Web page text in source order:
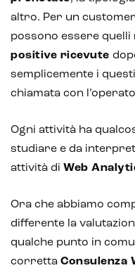
altro. Per un
possono essere quelli
positive ricevute
semplicemente i
chiamata con
Ogni attività ha
studiare e da
attività di Web
Ora che abbiamo
differente la
qualche punto in
corretta Consulenza